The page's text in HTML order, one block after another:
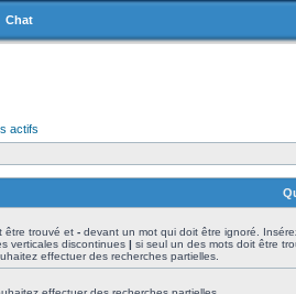
Chat
actifs
être trouvé et - devant un mot qui doit être ignoré.
verticales discontinues | si seul un des mots doit être
effectuer des recherches partielles.